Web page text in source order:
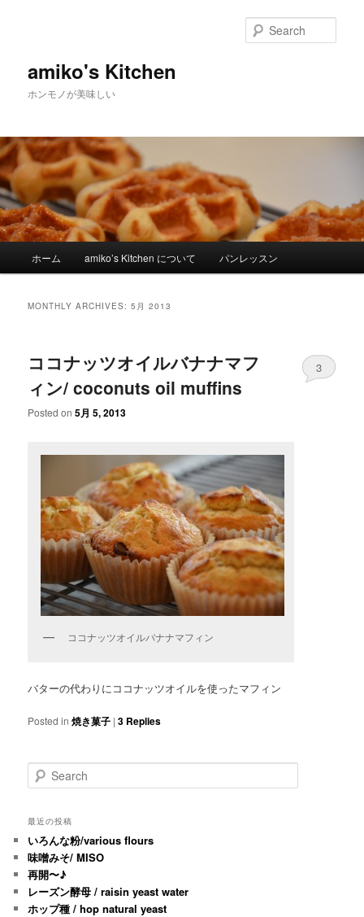
amiko's Kitchen
ホンモノが美味しい
Skip to primary content
Skip to secondary content
ホーム amiko’s Kitchen について パンレッスン
MONTHLY ARCHIVES:5月 2013
ココナッツオイルバナナマフ
ィン/ coconuts oil muffins
Posted on5月 5, 2013
3
ココナッツオイルバナナマフィン
バターの代わりにココナッツオイルを使ったマフィン
Posted in 焼き菓子 |3 Replies
Search
最近の投稿
いろんな粉/various flours
味噌みそ/ MISO
再開〜♪
レーズン酵母 / raisin yeast water
ホップ種 / hop natural yeast